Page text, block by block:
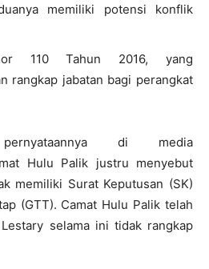
memiliki potensi konflik
110 Tahun 2016, yang
rangkap jabatan bagi perangkat
di media
Hulu Palik justru menyebut
memiliki Surat Keputusan (SK)
(GTT). Camat Hulu Palik telah
selama ini tidak rangkap